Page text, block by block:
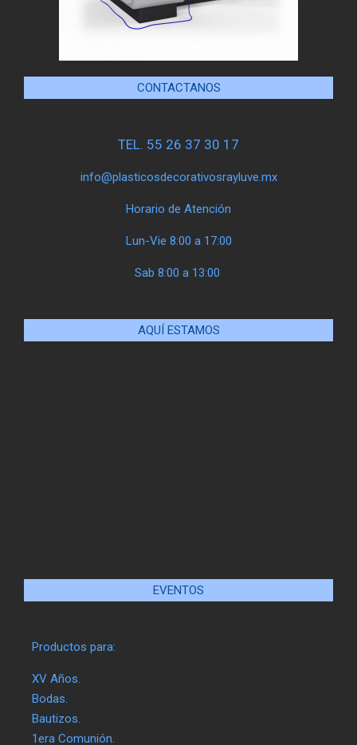
CONTACTANOS
TEL. 55 26 37 30 17
info@plasticosdecorativosrayluve.mx
Horario de Atención
Lun-Vie 8:00 a 17:00
Sab 8:00 a 13:00
AQUÍ ESTAMOS
EVENTOS
Productos para:
XV Años.
Bodas.
Bautizos.
1era Comunión.